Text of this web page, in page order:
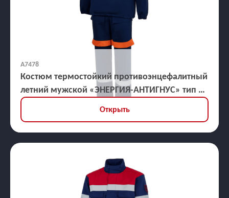
А7478
Костюм термостойкий противоэнцефалитный
летний мужской «ЭНЕРГИЯ-АНТИГНУС» тип Б
(куртка, брюки), ЗЭТВ 38,2 кал/кв.см
Открыть